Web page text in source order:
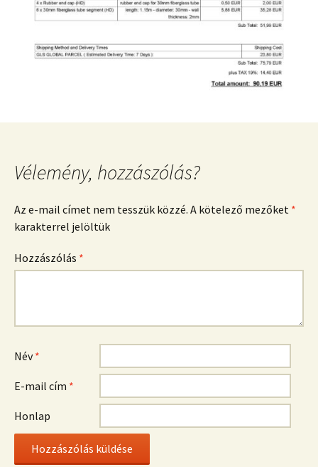
Vélemény, hozzászólás?
Az e-mail címet nem tesszük közzé. A kötelező mezőket *
karakterrel jelöltük
Hozzászólás *
Név*
E-mail cím *
Honlap